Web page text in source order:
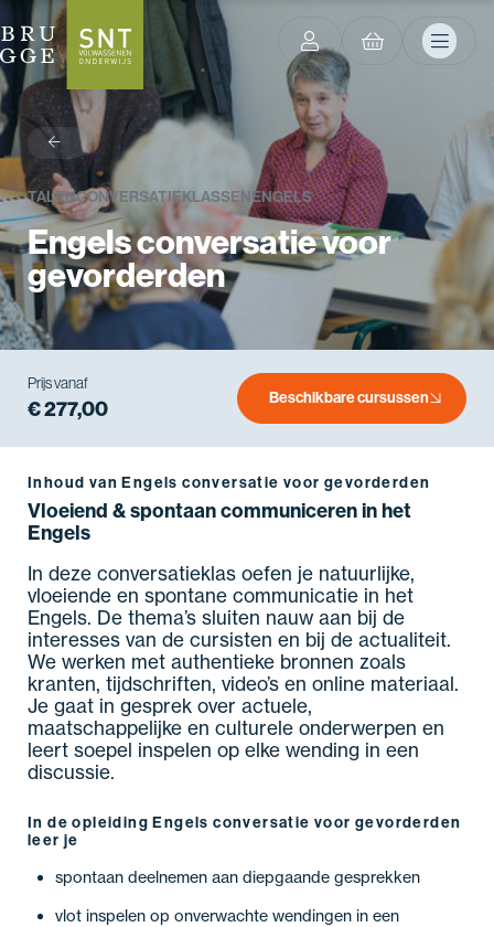
Prijs vanaf
€ 277,00 Beschikbare cursussen
terug
TALENCONVERSATIEKLASSEN ENGELS
Engels conversatie voor
gevorderden
Inhoud van Engels conversatie voor gevorderden
Vloeiend & spontaan communiceren in het
Engels
In deze conversatieklas oefen je natuurlijke,
vloeiende en spontane communicatie in het
Engels. De thema’s sluiten nauw aan bij de
interesses van de cursisten en bij de actualiteit.
We werken met authentieke bronnen zoals
kranten, tijdschriften, video’s en online materiaal.
Je gaat in gesprek over actuele,
maatschappelijke en culturele onderwerpen en
leert soepel inspelen op elke wending in een
discussie.
In de opleiding Engels conversatie voor gevorderden
leer je
spontaan deelnemen aan diepgaande gesprekken
vlot inspelen op onverwachte wendingen in een